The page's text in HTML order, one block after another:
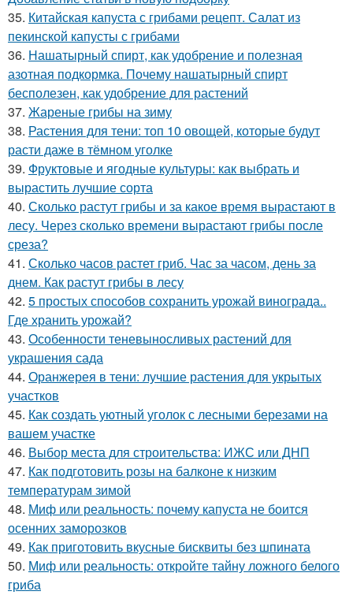
35. Китайская капуста с грибами рецепт. Салат из
пекинской капусты с грибами
36. Нашатырный спирт, как удобрение и полезная
азотная подкормка. Почему нашатырный спирт
бесполезен, как удобрение для растений
37. Жареные грибы на зиму
38. Растения для тени: топ 10 овощей, которые будут
расти даже в тёмном уголке
39. Фруктовые и ягодные культуры: как выбрать и
вырастить лучшие сорта
40. Сколько растут грибы и за какое время вырастают в
лесу. Через сколько времени вырастают грибы после
среза?
41. Сколько часов растет гриб. Час за часом, день за
днем. Как растут грибы в лесу
42. 5 простых способов сохранить урожай винограда..
Где хранить урожай?
43. Особенности теневыносливых растений для
украшения сада
44. Оранжерея в тени: лучшие растения для укрытых
участков
45. Как создать уютный уголок с лесными березами на
вашем участке
46. Выбор места для строительства: ИЖС или ДНП
47. Как подготовить розы на балконе к низким
температурам зимой
48. Миф или реальность: почему капуста не боится
осенних заморозков
49. Как приготовить вкусные бисквиты без шпината
50. Миф или реальность: откройте тайну ложного белого
гриба